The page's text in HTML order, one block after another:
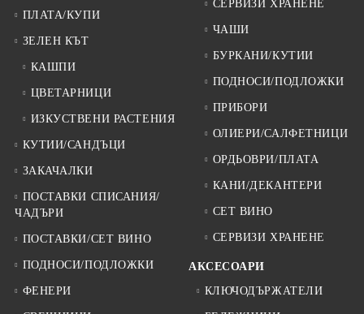
ПЛАТА/КУПИ
ЗЕЛЕН КЪТ
КАШПИ
ЦВЕТАРНИЦИ
ИЗКУСТВЕНИ РАСТЕНИЯ
КУТИИ/САНДЪЦИ
ЗАКАЧАЛКИ
ПОСТАВКИ СПИСАНИЯ/
ЧАДЪРИ
ПОСТАВКИ/СЕТ ВИНО
ПОДНОСИ/ПОДЛОЖКИ
ФЕНЕРИ
СЕРВИЗИ ХРАНЕНЕ
ЧАШИ
БУРКАНИ/КУТИИ
ПОДНОСИ/ПОДЛОЖКИ
ПРИБОРИ
ОЛИЕРИ/САЛФЕТНИЦИ
ОРДЬОВРИ/ПЛАТА
КАНИ/ДЕКАНТЕРИ
СЕТ ВИНО
СЕРВИЗИ ХРАНЕНЕ
АКСЕСОАРИ
КЛЮЧОДЪРЖАТЕЛИ